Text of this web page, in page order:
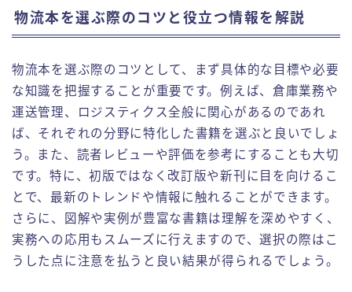
物流本を選ぶ際のコツと役立つ情報を解説
物流本を選ぶ際のコツとして、まず具体的な目標や必要
な知識を把握することが重要です。例えば、倉庫業務や
運送管理、ロジスティクス全般に関心があるのであれ
ば、それぞれの分野に特化した書籍を選ぶと良いでしょ
う。また、読者レビューや評価を参考にすることも大切
です。特に、初版ではなく改訂版や新刊に目を向けるこ
とで、最新のトレンドや情報に触れることができます。
さらに、図解や実例が豊富な書籍は理解を深めやすく、
実務への応用もスムーズに行えますので、選択の際はこ
うした点に注意を払うと良い結果が得られるでしょう。